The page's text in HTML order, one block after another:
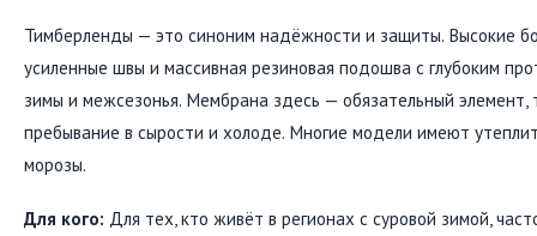
Тимберленды — это синоним надёжности и защиты. Высокие
усиленные швы и массивная резиновая подошва с глубоким
зимы и межсезонья. Мембрана здесь — обязательный элемент,
пребывание в сырости и холоде. Многие модели имеют
морозы.
Для кого: Для тех, кто живёт в регионах с суровой зимой,